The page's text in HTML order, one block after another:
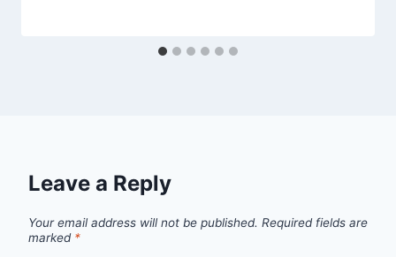
Leave a Reply
Your email address will not be published. Required fields are
marked *